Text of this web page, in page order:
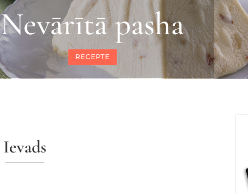
Nevārītā pasha
RECEPTE
Ievads